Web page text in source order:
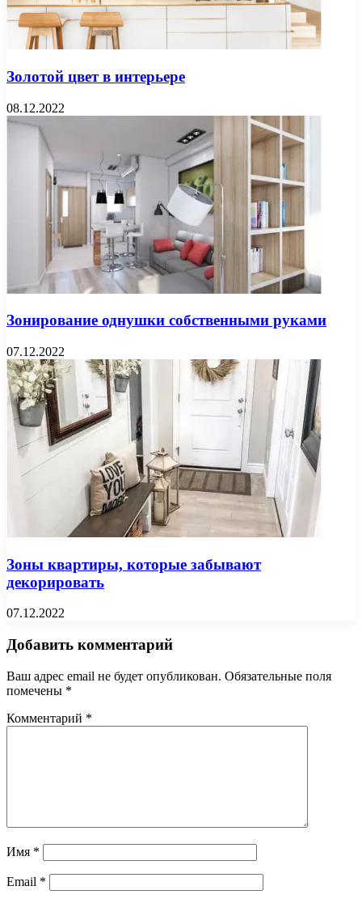
Золотой цвет в интерьере
08.12.2022
Зонирование однушки собственными руками
07.12.2022
Зоны квартиры, которые забывают
декорировать
07.12.2022
Добавить комментарий
Ваш адрес email не будет опубликован. Обязательные поля
помечены *
Комментарий *
Имя *
Email *